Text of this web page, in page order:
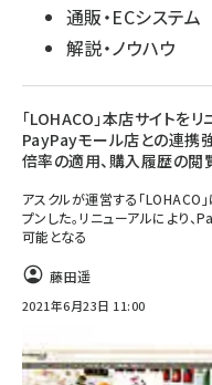
通販・ECシステム
解説・ノウハウ
「LOHACO」本店サイトをリ
PayPayモール店との連携
倍率の適用、購入履歴の閲
アスクルが運営する「LOHACO
プンした。リニューアルにより
可能となる
藤田遥
2021年6月23日 11:00